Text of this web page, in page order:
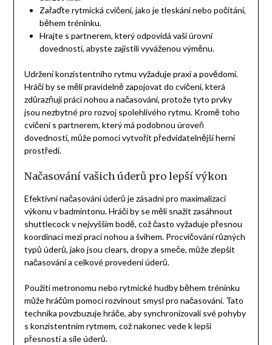
Zařaďte rytmická cvičení, jako je tleskání nebo počítání,
během tréninku.
Hrajte s partnerem, který odpovídá vaší úrovni
dovedností, abyste zajistili vyváženou výměnu.
Udržení konzistentního rytmu vyžaduje praxi a povědomí.
Hráči by se měli pravidelně zapojovat do cvičení, která
zdůrazňují práci nohou a načasování, protože tyto prvky
jsou nezbytné pro rozvoj spolehlivého rytmu. Kromě toho
cvičení s partnerem, který má podobnou úroveň
dovedností, může pomoci vytvořit předvídatelnější herní
prostředí.
Načasování vašich úderů pro lepší výkon
Efektivní načasování úderů je zásadní pro maximalizaci
výkonu v badmintonu. Hráči by se měli snažit zasáhnout
shuttlecock v nejvyšším bodě, což často vyžaduje přesnou
koordinaci mezi prací nohou a švihem. Procvičování různých
typů úderů, jako jsou clears, dropy a smeče, může zlepšit
načasování a celkové provedení úderů.
Použití metronomu nebo rytmické hudby během tréninku
může hráčům pomoci rozvinout smysl pro načasování. Tato
technika povzbuzuje hráče, aby synchronizovali své pohyby
s konzistentním rytmem, což nakonec vede k lepší
přesnosti a síle úderů.